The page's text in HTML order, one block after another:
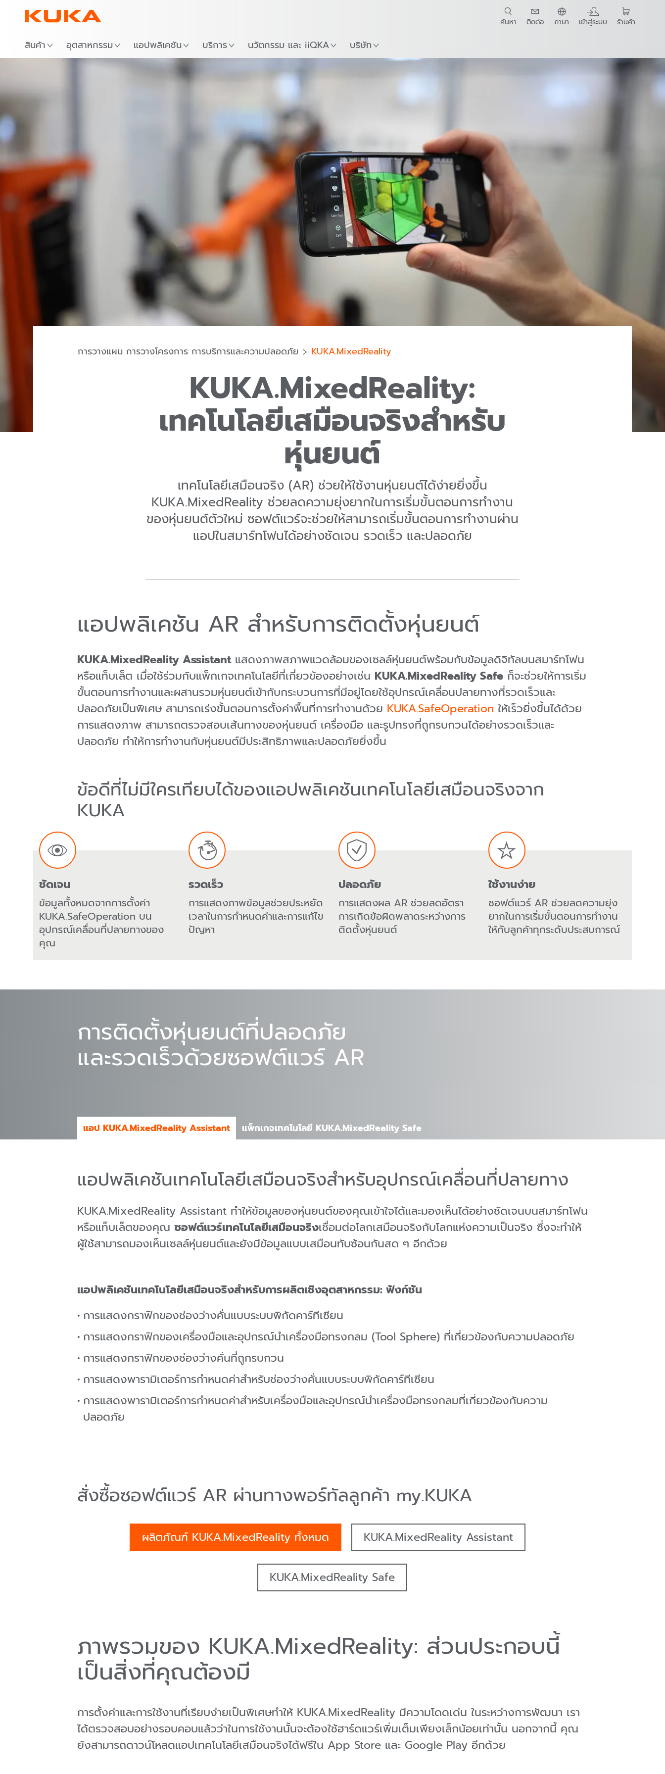
สินค้า อุตสาหกรรม แอปพลิเคชัน บริการ นวัตกรรม และ iiQKA บริษัท
ค้นหา ติดต่อ ภาษา เข้าสู่ระบบ ร้านค้า
ข้อดี โมดูล สั่งซื้อซอฟต์แวร์ ทดลองใช้ฟรี
การวางแผน การวางโครงการ การบริการและความปลอดภัย KUKA.MixedReality
KUKA.MixedReality:
เทคโนโลยีเสมือนจริงสำหรับ
หุ่นยนต์
เทคโนโลยีเสมือนจริง (AR) ช่วยให้ใช้งานหุ่นยนต์ได้ง่ายยิ่งขึ้น
KUKA.MixedReality ช่วยลดความยุ่งยากในการเริ่มขั้นตอนการทำงาน
ของหุ่นยนต์ตัวใหม่ ซอฟต์แวร์จะช่วยให้สามารถเริ่มขั้นตอนการทำงานผ่าน
แอปในสมาร์ทโฟนได้อย่างชัดเจน รวดเร็ว และปลอดภัย
แอปพลิเคชัน AR สำหรับการติดตั้งหุ่นยนต์
KUKA.MixedReality Assistantแสดงภาพสภาพแวดล้อมของเซลล์หุ่นยนต์พร้อมกับข้อมูลดิจิทัลบนสมาร์ทโฟน
หรือแท็บเล็ต เมื่อใช้ร่วมกับแพ็กเกจเทคโนโลยีที่เกี่ยวข้องอย่างเช่น KUKA.MixedReality Safeก็จะช่วยให้การเริ่ม
ขั้นตอนการทำงานและผสานรวมหุ่นยนต์เข้ากับกระบวนการที่มีอยู่โดยใช้อุปกรณ์เคลื่อนปลายทางที่รวดเร็วและ
ปลอดภัยเป็นพิเศษ สามารถเร่งขั้นตอนการตั้งค่าพื้นที่การทำงานด้วย KUKA.SafeOperation ให้เร็วยิ่งขึ้นได้ด้วย
การแสดงภาพ สามารถตรวจสอบเส้นทางของหุ่นยนต์ เครื่องมือ และรูปทรงที่ถูกรบกวนได้อย่างรวดเร็วและ
ปลอดภัย ทำให้การทำงานกับหุ่นยนต์มีประสิทธิภาพและปลอดภัยยิ่งขึ้น
ข้อดีที่ไม่มีใครเทียบได้ของแอปพลิเคชันเทคโนโลยีเสมือนจริงจาก
KUKA
ชัดเจน
ข้อมูลทั้งหมดจากการตั้งค่า
KUKA.SafeOperation บน
อุปกรณ์เคลื่อนที่ปลายทางของ
คุณ
รวดเร็ว
การแสดงภาพข้อมูลช่วยประหยัด
เวลาในการกำหนดค่าและการแก้ไข
ปัญหา
ปลอดภัย
การแสดงผล AR ช่วยลดอัตรา
การเกิดข้อผิดพลาดระหว่างการ
ติดตั้งหุ่นยนต์
ใช้งานง่าย
ซอฟต์แวร์ AR ช่วยลดความยุ่ง
ยากในการเริ่มขั้นตอนการทำงาน
ให้กับลูกค้าทุกระดับประสบการณ์
การติดตั้งหุ่นยนต์ที่ปลอดภัย
และรวดเร็วด้วยซอฟต์แวร์ AR
แอป KUKA.MixedReality Assistant แพ็กเกจเทคโนโลยี KUKA.MixedReality Safe
แอปพลิเคชันเทคโนโลยีเสมือนจริงสำหรับอุปกรณ์เคลื่อนที่ปลายทาง
KUKA.MixedReality Assistant ทำให้ข้อมูลของหุ่นยนต์ของคุณเข้าใจได้และมองเห็นได้อย่างชัดเจนบนสมาร์ทโฟน
หรือแท็บเล็ตของคุณ ซอฟต์แวร์เทคโนโลยีเสมือนจริงเชื่อมต่อโลกเสมือนจริงกับโลกแห่งความเป็นจริง ซึ่งจะทำให้
ผู้ใช้สามารถมองเห็นเซลล์หุ่นยนต์และยังมีข้อมูลแบบเสมือนทับซ้อนกันสด ๆ อีกด้วย
แอปพลิเคชันเทคโนโลยีเสมือนจริงสำหรับการผลิตเชิงอุตสาหกรรม: ฟังก์ชัน
การแสดงกราฟิกของช่องว่างคั่นแบบระบบพิกัดคาร์ทีเซียน
การแสดงกราฟิกของเครื่องมือและอุปกรณ์นำเครื่องมือทรงกลม (Tool Sphere) ที่เกี่ยวข้องกับความปลอดภัย
การแสดงกราฟิกของช่องว่างคั่นที่ถูกรบกวน
การแสดงพารามิเตอร์การกำหนดค่าสำหรับช่องว่างคั่นแบบระบบพิกัดคาร์ทีเซียน
การแสดงพารามิเตอร์การกำหนดค่าสำหรับเครื่องมือและอุปกรณ์นำเครื่องมือทรงกลมที่เกี่ยวข้องกับความ
ปลอดภัย
สั่งซื้อซอฟต์แวร์ AR ผ่านทางพอร์ทัลลูกค้า my.KUKA
ผลิตภัณฑ์ KUKA.MixedReality ทั้งหมด KUKA.MixedReality Assistant
KUKA.MixedReality Safe
ภาพรวมของ KUKA.MixedReality: ส่วนประกอบนี้
เป็นสิ่งที่คุณต้องมี
การตั้งค่าและการใช้งานที่เรียบง่ายเป็นพิเศษทำให้ KUKA.MixedReality มีความโดดเด่น ในระหว่างการพัฒนา เรา
ได้ตรวจสอบอย่างรอบคอบแล้วว่าในการใช้งานนั้นจะต้องใช้ฮาร์ดแวร์เพิ่มเต็มเพียงเล็กน้อยเท่านั้น นอกจากนี้ คุณ
ยังสามารถดาวน์โหลดแอปเทคโนโลยีเสมือนจริงได้ฟรีใน App Store และ Google Play อีกด้วย